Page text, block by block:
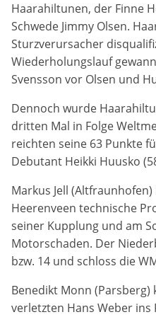
Haarahiltunen, der Finne
Schwede Jimmy Olsen.
Sturzverursacher
Wiederholungslauf
Svensson vor Olsen und
Dennoch wurde
dritten Mal in Folge
reichten seine 63 Punkte
Debutant Heikki Huusko
Markus Jell
Heerenveen technische
seiner Kupplung und am
Motorschaden. Der
bzw. 14 und schloss die
Benedikt Monn (Parsberg)
verletzten Hans Weber ins
cookie_consent
Anbieter:
DMSB
Zweck:
Dieser Cookie speichert
Einstellungen.
Cookie Laufzeit:
Statistiken
Cookies, die der
Erstellung von Berichten
Nutzungsstatistik dienen,
Besucher persönlich